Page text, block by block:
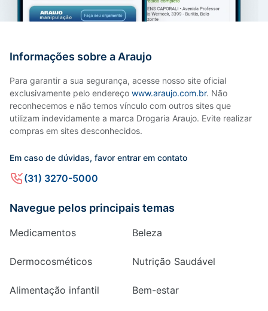
Informações sobre a Araujo
Para garantir a sua segurança, acesse nosso site oficial
exclusivamente pelo endereço www.araujo.com.br. Não
reconhecemos e não temos vínculo com outros sites que
utilizam indevidamente a marca Drogaria Araujo. Evite realizar
compras em sites desconhecidos.
Em caso de dúvidas, favor entrar em contato
(31) 3270-5000
Navegue pelos principais temas
Medicamentos Beleza
Dermocosméticos Nutrição Saudável
Alimentação infantil Bem-estar